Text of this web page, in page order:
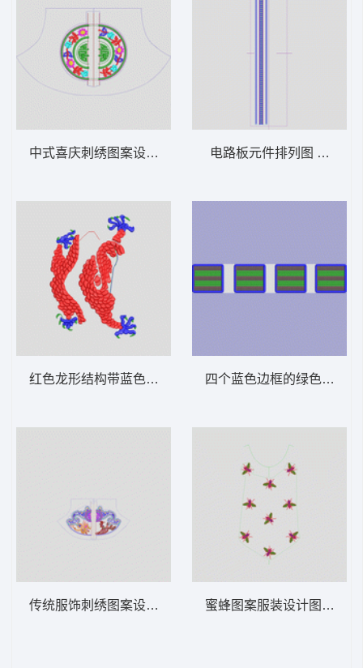
中式喜庆刺绣图案设计 吉祥民族
红色龙形结构带蓝色触手 龙
传统服饰刺绣图案设计图 龙凤吉祥民族
电路板元件排列图 亮片 珠
四个蓝色边框的绿色网格
蜜蜂图案服装设计图 苍蝇